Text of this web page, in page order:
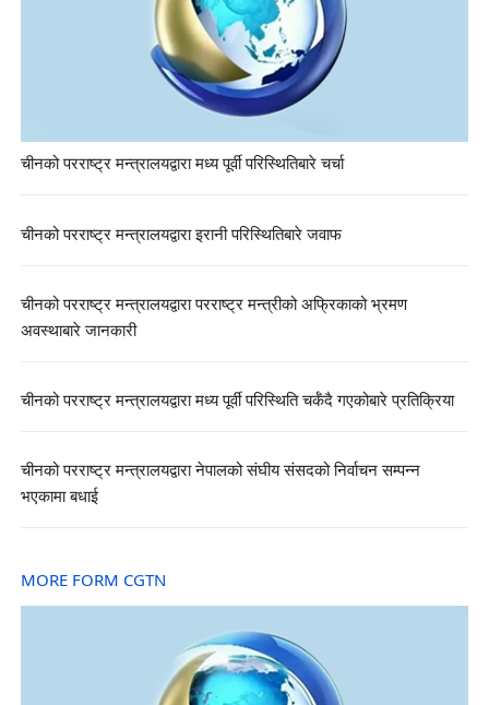
चीनको परराष्ट्र मन्त्रालयद्वारा मध्य पूर्वी परिस्थितिबारे चर्चा
चीनको परराष्ट्र मन्त्रालयद्वारा इरानी परिस्थितिबारे जवाफ
चीनको परराष्ट्र मन्त्रालयद्वारा परराष्ट्र मन्त्रीको अफ्रिकाको भ्रमण
अवस्थाबारे जानकारी
चीनको परराष्ट्र मन्त्रालयद्वारा मध्य पूर्वी परिस्थिति चर्कँदै गएकोबारे प्रतिक्रिया
चीनको परराष्ट्र मन्त्रालयद्वारा नेपालको संघीय संसदको निर्वाचन सम्पन्न
भएकामा बधाई
MORE FORM CGTN